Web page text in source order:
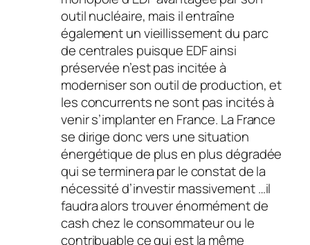
outil nucléaire, mais il entraîne
également un vieillissement du parc
de centrales puisque EDF ainsi
préservée n’est pas incitée à
moderniser son outil de production, et
les concurrents ne sont pas incités à
venir s’implanter en France. La France
se dirige donc vers une situation
énergétique de plus en plus dégradée
qui se terminera par le constat de la
nécessité d’investir massivement …il
faudra alors trouver énormément de
cash chez le consommateur ou le
contribuable ce qui est la même